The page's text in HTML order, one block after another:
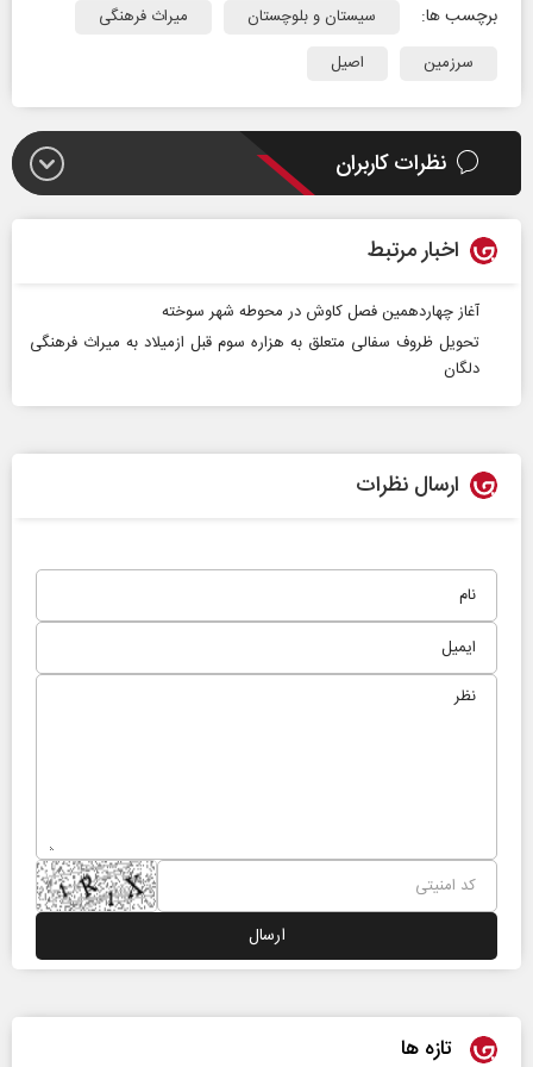
برچسب ها: سیستان و بلوچستان
میراث فرهنگی
سرزمین
اصیل
نظرات کاربران
اخبار مرتبط
آغاز چهاردهمین فصل کاوش در محوطه شهر سوخته
تحویل ظروف سفالی متعلق به هزاره سوم قبل ازمیلاد به میراث فرهنگی
دلگان
ارسال نظرات
تازه ها